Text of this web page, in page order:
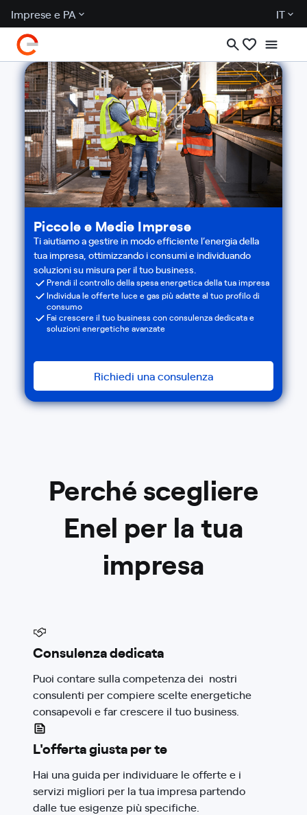
Imprese e PA IT
Piccole e Medie Imprese
Ti aiutiamo a gestire in modo efficiente l’energia della
tua impresa, ottimizzando i consumi e individuando
soluzioni su misura per il tuo business.
Prendi il controllo della spesa energetica della tua impresa
Individua le offerte luce e gas più adatte al tuo profilo di
consumo
Fai crescere il tuo business con consulenza dedicata e
soluzioni energetiche avanzate
Richiedi una consulenza
Perché scegliere
Enel per la tua
impresa
Consulenza dedicata
Puoi contare sulla competenza dei nostri
consulenti per compiere scelte energetiche
consapevoli e far crescere il tuo business.
L'offerta giusta per te
Hai una guida per individuare le offerte e i
servizi migliori per la tua impresa partendo
dalle tue esigenze più specifiche.